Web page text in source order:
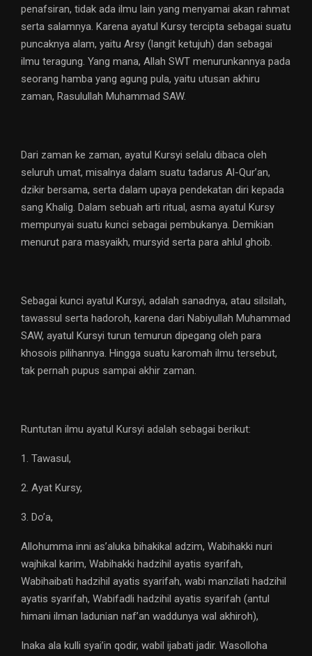
penafsiran, tidak ada ilmu lain yang menyamai akan rahmat
serta salamnya. Karena ayatul Kursy tercipta sebagai suatu
puncaknya alam, yaitu Arsy (langit ketujuh) dan sebagai
ilmu teragung. Yang mana, Allah SWT menurunkannya pada
seorang hamba yang agung pula, yaitu utusan akhiru
zaman, Rasulullah Muhammad SAW.
Dari zaman ke zaman, ayatul Kursyi selalu dibaca oleh
seluruh umat, misalnya dalam suatu tadarus Al-Qur’an,
dzikir bersama, serta dalam upaya pendekatan diri kepada
sang Khalig. Dalam sebuah arti ritual, asma ayatul Kursy
mempunyai suatu kunci sebagai pembukanya. Demikian
menurut para masyaikh, mursyid serta para ahlul ghoib.
Sebagai kunci ayatul Kursyi, adalah sanadnya, atau silsilah,
tawassul serta hadoroh, karena dari Nabiyullah Muhammad
SAW, ayatul Kursyi turun temurun dipegang oleh para
khosois pilihannya. Hingga suatu karomah ilmu tersebut,
tak pernah pupus sampai akhir zaman.
Runtutan ilmu ayatul Kursyi adalah sebagai berikut:
1. Tawasul,
2. Ayat Kursy,
3. Do’a,
Allohumma inni as’aluka bihakikal adzim, Wabihakki nuri
wajhikal karim, Wabihakki hadzihil ayatis syarifah,
Wabihaibati hadzihil ayatis syarifah, wabi manzilati hadzihil
ayatis syarifah, Wabifadli hadzihil ayatis syarifah (antul
himani ilman ladunian naf’an waddunya wal akhiroh),
Inaka ala kulli syai’in qodir, wabil ijabati jadir. Wasolloha